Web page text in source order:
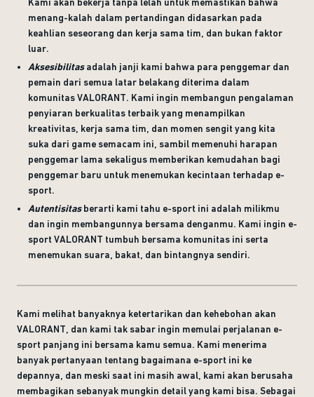
menang-kalah dalam pertandingan didasarkan pada
keahlian seseorang dan kerja sama tim, dan bukan faktor
luar.
Aksesibilitasadalah janji kami bahwa para penggemar dan
pemain dari semua latar belakang diterima dalam
komunitas VALORANT. Kami ingin membangun pengalaman
penyiaran berkualitas terbaik yang menampilkan
kreativitas, kerja sama tim, dan momen sengit yang kita
suka dari game semacam ini, sambil memenuhi harapan
penggemar lama sekaligus memberikan kemudahan bagi
penggemar baru untuk menemukan kecintaan terhadap e-
sport.
Autentisitasberarti kami tahu e-sport ini adalah milikmu
dan ingin membangunnya bersama denganmu. Kami ingin e-
sport VALORANT tumbuh bersama komunitas ini serta
menemukan suara, bakat, dan bintangnya sendiri.
Kami melihat banyaknya ketertarikan dan kehebohan akan
VALORANT, dan kami tak sabar ingin memulai perjalanan e-
sport panjang ini bersama kamu semua. Kami menerima
banyak pertanyaan tentang bagaimana e-sport ini ke
depannya, dan meski saat ini masih awal, kami akan berusaha
membagikan sebanyak mungkin detail yang kami bisa. Sebagai